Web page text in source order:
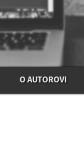
O AUTOROVI